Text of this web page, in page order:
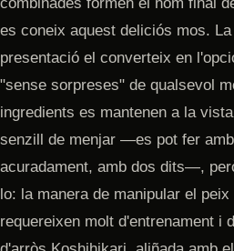
es coneix aquest deliciós mos.
presentació el converteix en
"sense sorpreses" de qualsevol
ingredients es mantenen a la
senzill de menjar —es pot fer
acuradament, amb dos dits—,
lo: la manera de manipular el
requereixen molt d'entrenament i